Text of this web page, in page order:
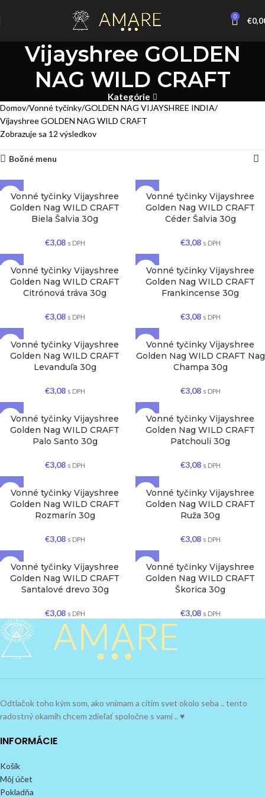
0 €
Vijayshree GOLDEN
NAG WILD CRAFT
Kategórie
Domov Vonné tyčinky GOLDEN NAG VIJAYSHREE INDIA
Vijayshree GOLDEN NAG WILD CRAFT
Zobrazuje sa 12 výsledkov
Bočné menu
Vonné tyčinky Vijayshree
Golden Nag WILD CRAFT
Biela Šalvia 30g
€3,08 s DPH
Vonné tyčinky Vijayshree
Golden Nag WILD CRAFT
Céder Šalvia 30g
€3,08 s DPH
Vonné tyčinky Vijayshree
Golden Nag WILD CRAFT
Citrónová tráva 30g
€3,08 s DPH
Vonné tyčinky Vijayshree
Golden Nag WILD CRAFT
Frankincense 30g
€3,08 s DPH
Vonné tyčinky Vijayshree
Golden Nag WILD CRAFT
Levanduľa 30g
€3,08 s DPH
Vonné tyčinky Vijayshree
Golden Nag WILD CRAFT Nag
Champa 30g
€3,08 s DPH
Vonné tyčinky Vijayshree
Golden Nag WILD CRAFT
Palo Santo 30g
€3,08 s DPH
Vonné tyčinky Vijayshree
Golden Nag WILD CRAFT
Patchouli 30g
€3,08 s DPH
Vonné tyčinky Vijayshree
Golden Nag WILD CRAFT
Rozmarín 30g
€3,08 s DPH
Vonné tyčinky Vijayshree
Golden Nag WILD CRAFT
Ruža 30g
€3,08 s DPH
Vonné tyčinky Vijayshree
Golden Nag WILD CRAFT
Santalové drevo 30g
€3,08 s DPH
Vonné tyčinky Vijayshree
Golden Nag WILD CRAFT
Škorica 30g
€3,08 s DPH
Odtlačok toho kým som, ako vnímam a cítim svet okolo seba .. tento
radostný okamih chcem zdieľať spoločne s vami .. ♥
INFORMÁCIE
Košík
Môj účet
Pokladňa